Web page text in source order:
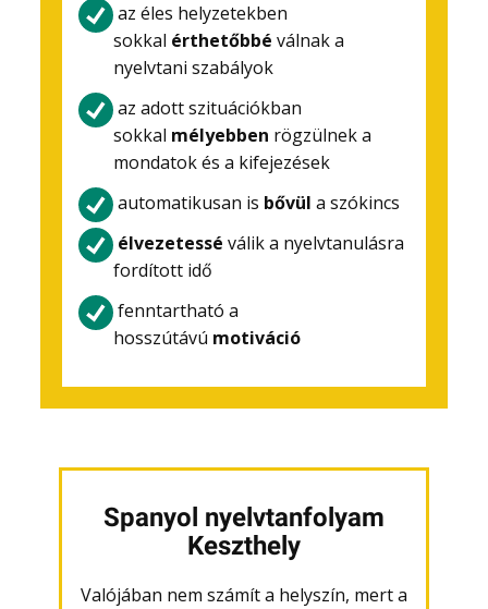
az éles helyzetekben
sokkal érthetőbbé válnak a
nyelvtani szabályok
az adott szituációkban
sokkal mélyebben rögzülnek a
mondatok és a kifejezések
automatikusan is bővül a szókincs
élvezetessé válik a nyelvtanulásra
fordított idő
fenntartható a
hosszútávú motiváció
Spanyol nyelvtanfolyam
Keszthely
Valójában nem számít a helyszín, mert a